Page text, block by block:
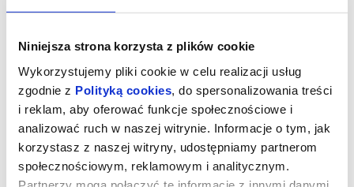
Niniejsza strona korzysta z plików cookie
Wykorzystujemy pliki cookie w celu realizacji usług
zgodnie z Polityką cookies , do spersonalizowania treści
i reklam, aby oferować funkcje społecznościowe i
analizować ruch w naszej witrynie. Informacje o tym, jak
korzystasz z naszej witryny, udostępniamy partnerom
społecznościowym, reklamowym i analitycznym.
Jest to historia czterech zmęczonych życiem nauczycieli, którzy
płynie o pół promila alkoholu za mało. Przyjaciele w ramach
swoisty niedobór, by przekonać się na własnej skórze jak
codzienny lekki rausz będzie wpływał na ich pracę i życie
prywatne.
Na scenie Polonii znakomici aktorzy Teatru Montownia - Adam
Krawczuk, Marcin Perchuć i Maciej Wierzbicki oraz Marcin Hycnar,
który spektakl również wyreżyserował.
*******
czytaj więcej o
wydarzeniu